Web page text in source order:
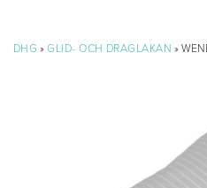
DHG »GLID- OCH DRAGLAKAN »